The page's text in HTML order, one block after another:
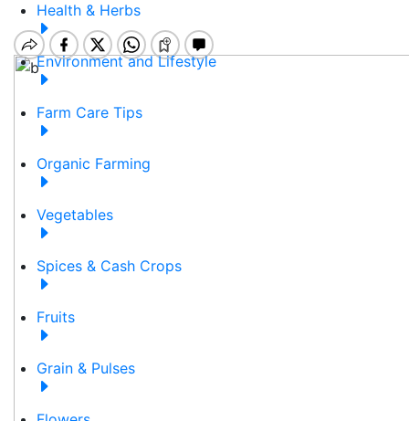
Health & Herbs
Environment and Lifestyle
Farm Care Tips
Organic Farming
Vegetables
Spices & Cash Crops
Fruits
Grain & Pulses